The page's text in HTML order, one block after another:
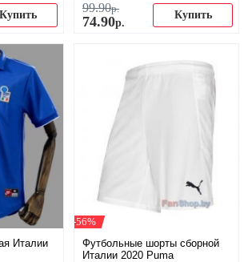
Купить
99.90р.
74.90р.
Купить
Италии
-56%
Футбольные шорты сборной
Италии 2020 Puma